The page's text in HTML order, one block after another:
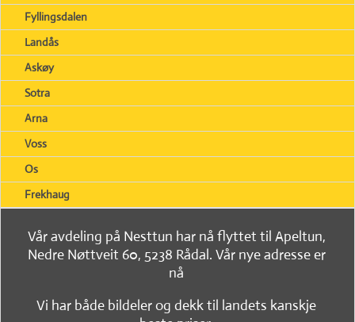
Fyllingsdalen
Landås
Askøy
Sotra
Arna
Voss
Os
Frekhaug
Vår avdeling på Nesttun har nå flyttet til Apeltun,
Nedre Nøttveit 60, 5238 Rådal. Vår nye adresse er
nå
Vi har både bildeler og dekk til landets kanskje